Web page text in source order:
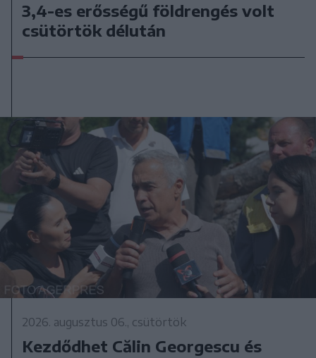
3,4-es erősségű földrengés volt
csütörtök délután
2026. augusztus 06., csütörtök
Kezdődhet Călin Georgescu és